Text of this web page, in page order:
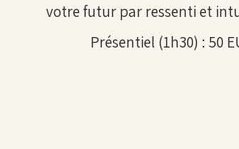
votre futur par ressenti et
Présentiel (1h30) : 50